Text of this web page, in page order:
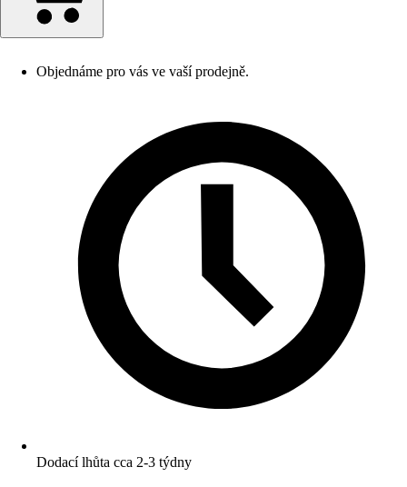
Objednáme pro vás ve vaší prodejně.
Dodací lhůta cca 2-3 týdny